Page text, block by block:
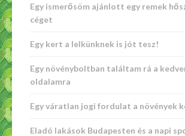
Egy ismerősöm ajánlott egy remek
céget
Egy kert a lelkünknek is jót tesz!
Egy növényboltban találtam rá a
oldalamra
Egy váratlan jogi fordulat a növények
Eladó lakások Budapesten és a napi